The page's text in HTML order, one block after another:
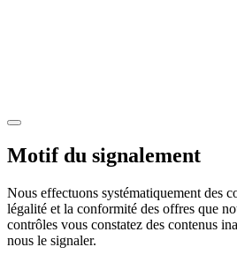
Motif du signalement
Nous effectuons systématiquement des
légalité et la conformité des offres que
contrôles vous constatez des contenus
nous le signaler.